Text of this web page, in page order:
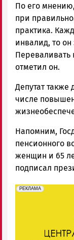
По его
при
практика.
инвалид, то он
Переваливать
отметил он.
Депутат также
числе
Напомним,
пенсионного
женщин и 65
подписал
erid: 2SDnjeFymr3
РЕКЛАМА
Реклама